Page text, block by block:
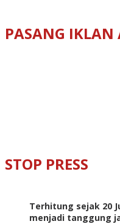
PASANG IKLAN
STOP PRESS
Terhitung sejak 20
menjadi tanggung